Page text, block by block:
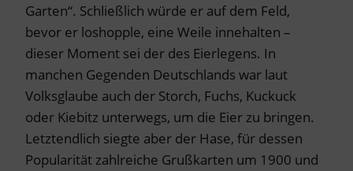
Garten“. Schließlich würde er auf dem Feld,
bevor er loshopple, eine Weile innehalten –
dieser Moment sei der des Eierlegens. In
manchen Gegenden Deutschlands war laut
Volksglaube auch der Storch, Fuchs, Kuckuck
oder Kiebitz unterwegs, um die Eier zu bringen.
Letztendlich siegte aber der Hase, für dessen
Popularität zahlreiche Grußkarten um 1900 und